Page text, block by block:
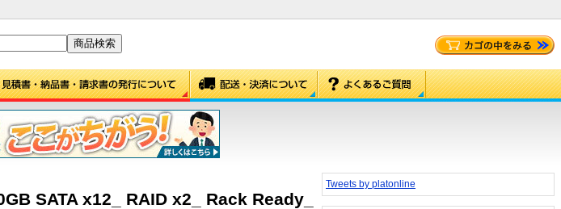
SATA x12_ RAID x2_ Rack Ready_
Tweets by platonline